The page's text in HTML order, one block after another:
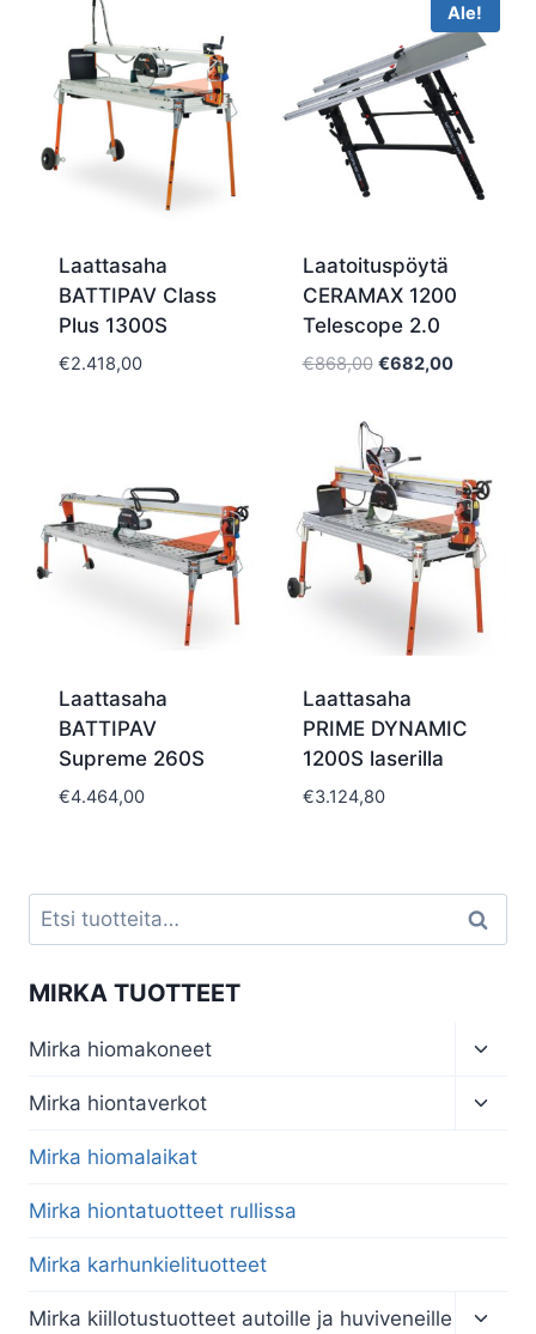
Laattasaha
BATTIPAV Class
Plus 1300S
€2.418,00
Ale!
Laatoituspöytä
CERAMAX 1200
Telescope 2.0
€868,00 Alkuperäinen
€868,00.
€682,00Nykyinen
Laattasaha
BATTIPAV
Supreme 260S
€4.464,00
Laattasaha
PRIME DYNAMIC
1200S laserilla
€3.124,80
Etsi: Haku
MIRKA TUOTTEET
Mirka hiomakoneet
menu
Mirka hiontaverkot
Mirka hiomalaikat
Mirka hiontatuotteet rullissa
Mirka karhunkielituotteet
Mirka kiillotustuotteet autoille ja huviveneille